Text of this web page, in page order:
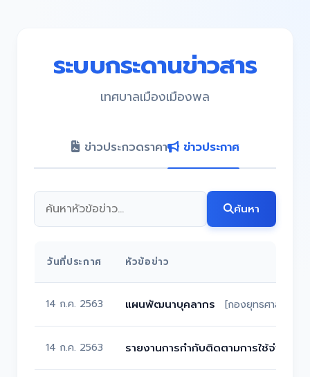
ระบบกระดานข่าวสาร
เทศบาลเมืองเมืองพล
ข่าวประกวดราคา ข่าวประกาศ
ค้นหา
วันที่ประกาศ หัวข้อข่าว
14 ก.ค. 2563 แผนพัฒนาบุคลากร [กองยุทธศาสตร์ฯ]
14 ก.ค. 2563 รายงานการกำกับติดตามการใช้จ่ายงบ